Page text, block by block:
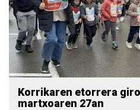
Korrikaren etorrera
martxoaren 27an